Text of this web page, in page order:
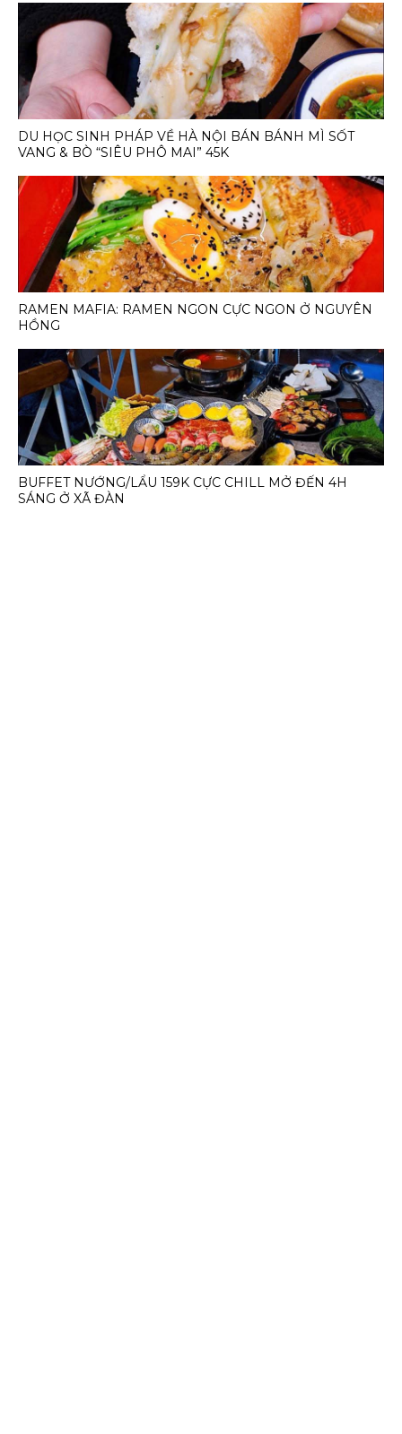
DU HỌC SINH PHÁP VỀ HÀ NỘI BÁN BÁNH MÌ SỐT
VANG & BÒ “SIÊU PHÔ MAI” 45K
RAMEN MAFIA: RAMEN NGON CỰC NGON Ở NGUYÊN
HỒNG
BUFFET NƯỚNG/LẨU 159K CỰC CHILL MỞ ĐẾN 4H
SÁNG Ở XÃ ĐÀN